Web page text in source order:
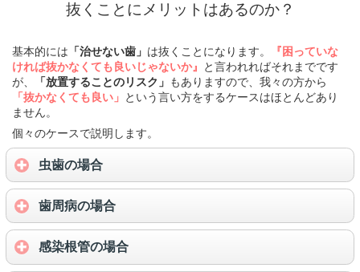
抜くことにメリットはあるのか？
基本的には 「治せない歯」 は抜くことになります。
『困っていな
ければ抜かなくても良いじゃないか』
と言われればそれまでです
が、
「放置することのリスク」 もありますので、我々の方から
「抜かなくても良い」 という言い方をするケースはほとんどあり
ません。
個々のケースで説明します。
虫歯の場合
歯周病の場合
感染根管の場合